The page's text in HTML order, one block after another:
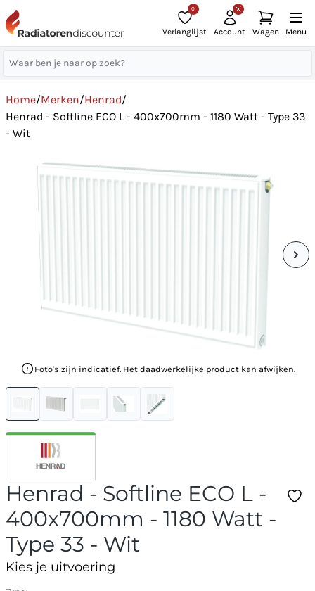
0
Verlanglijst Account Wagen Menu
Home/Merken/Henrad/
Henrad - Softline ECO L - 400x700mm - 1180 Watt - Type 33
- Wit
Foto's zijn indicatief. Het daadwerkelijke product kan afwijken.
Henrad - Softline ECO L -
400x700mm - 1180 Watt -
Type 33 - Wit
Kies je uitvoering